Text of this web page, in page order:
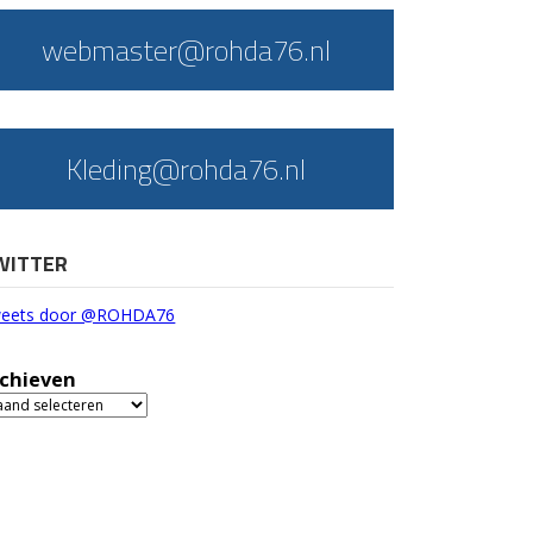
webmaster@rohda76.nl
Kleding@rohda76.nl
door @ROHDA76